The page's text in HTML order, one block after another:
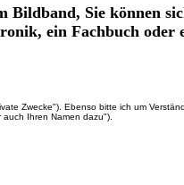
Bildband, Sie können
ein Fachbuch oder
Zwecke"). Ebenso bitte ich um
Ihren Namen dazu").